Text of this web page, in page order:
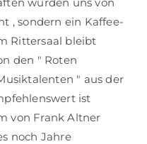
, sondern ein Kaffee-
Rittersaal bleibt
den " Roten
" aus der
ist
von Frank Altner
noch Jahre